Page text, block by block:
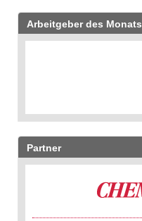
Arbeitgeber des Monats
Partner